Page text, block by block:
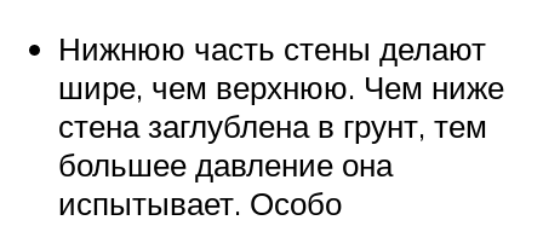
Нижнюю часть стены делают
шире, чем верхнюю. Чем ниже
стена заглублена в грунт, тем
большее давление она
испытывает. Особо